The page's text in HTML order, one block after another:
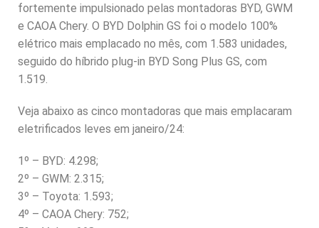
fortemente impulsionado pelas montadoras BYD, GWM
e CAOA Chery. O BYD Dolphin GS foi o modelo 100%
elétrico mais emplacado no mês, com 1.583 unidades,
seguido do híbrido plug-in BYD Song Plus GS, com
1.519.
Veja abaixo as cinco montadoras que mais emplacaram
eletrificados leves em janeiro/24:
1º – BYD: 4.298;
2º – GWM: 2.315;
3º – Toyota: 1.593;
4º – CAOA Chery: 752;